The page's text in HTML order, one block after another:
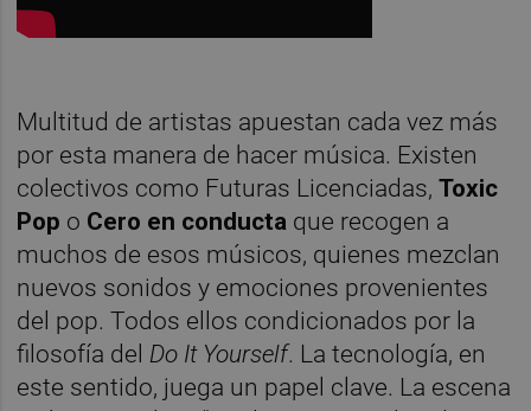
Multitud de artistas apuestan cada vez más
por esta manera de hacer música. Existen
colectivos como Futuras Licenciadas,Toxic
Pop o Cero en conducta que recogen a
muchos de esos músicos, quienes mezclan
nuevos sonidos y emociones provenientes
del pop. Todos ellos condicionados por la
filosofía del Do It Yourself. La tecnología, en
este sentido, juega un papel clave. La escena